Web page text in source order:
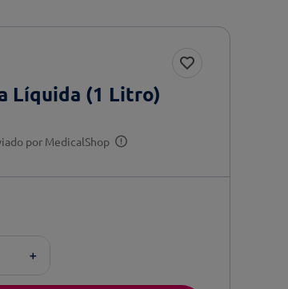
Líquida (1 Litro)
por MedicalShop
＋